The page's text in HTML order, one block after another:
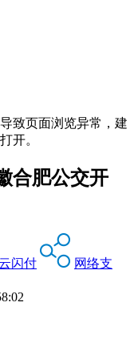
致页面浏览异常，建
开。
合肥公交开
闪付
网络支